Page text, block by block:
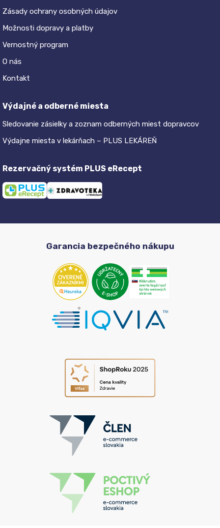
Zásady ochrany osobných údajov
Možnosti dopravy a platby
Vernostný program
O nás
Kontakt
Výdajné a odberné miesta
Sledovanie zásielky a zoznam odberných miest dopravcov
Výdajne miesta v lekárňach – PLUS LEKÁREŇ
Rezervačný systém PLUS eRecept
Garancia bezpečného nákupu